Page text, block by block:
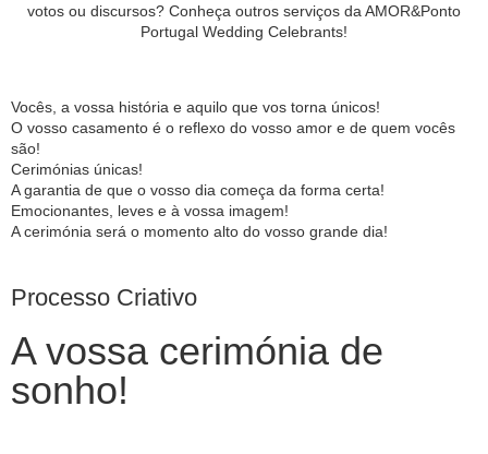
votos ou discursos? Conheça outros serviços da AMOR&Ponto
Portugal Wedding Celebrants!
Vocês, a vossa história e aquilo que vos torna únicos!
O vosso casamento é o reflexo do vosso amor e de quem vocês
são!
Cerimónias únicas!
A garantia de que o vosso dia começa da forma certa!
Emocionantes, leves e à vossa imagem!
A cerimónia será o momento alto do vosso grande dia!
Processo Criativo
A vossa cerimónia de
sonho!